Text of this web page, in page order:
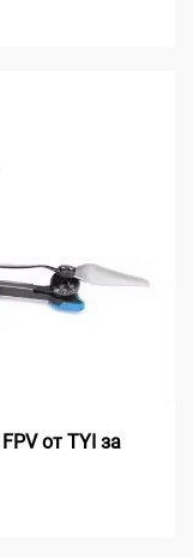
от TYI за